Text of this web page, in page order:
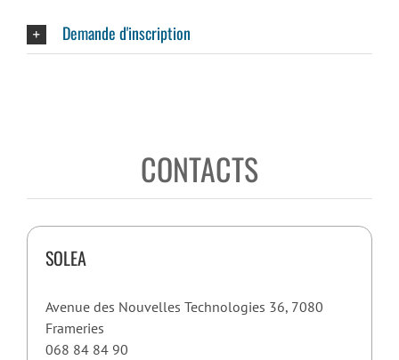
Demande d'inscription
CONTACTS
SOLEA
Avenue des Nouvelles Technologies 36, 7080
Frameries
068 84 84 90